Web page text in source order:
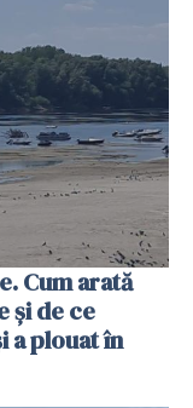
Cum arată
și de ce
a plouat în